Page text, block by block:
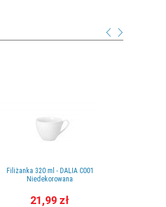
Filiżanka 320 ml - DALIA C001
Niedekorowana
21,99 zł